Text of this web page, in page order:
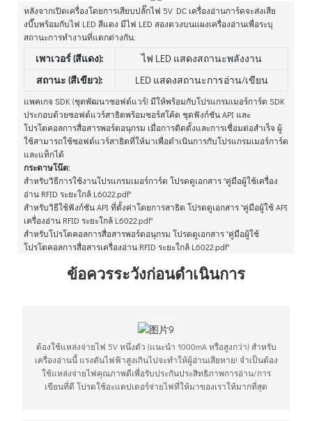
หลังจากเปิดเครื่องโดยการเสียบปลั๊กไฟ 5V DC เครื่องอ่านการ์ดจะส่งเสีย
งบี๊บพร้อมกับไฟ LED สีแดง มีไฟ LED สองดวงบนแผงเครื่องอ่านเพื่อระบุ
สถานะการทำงานที่แตกต่างกัน:
เพาเวอร์ (สีแดง):
ไฟ LED แสดงสถานะพลังงาน
สถานะ (สีเขียว):
LED แสดงสถานะการอ่าน/เขียน
แพคเกจ SDK (ชุดพัฒนาซอฟต์แวร์) มีให้พร้อมกับโปรแกรมเมอร์การ์ด SDK
ประกอบด้วยซอฟต์แวร์สาธิตพร้อมซอร์สโค้ด ชุดฟังก์ชัน API และ
โปรโตคอลการสื่อสารพอร์ตอนุกรม เมื่อการติดตั้งและการเชื่อมต่อสำเร็จ ผู้
ใช้สามารถใช้ซอฟต์แวร์สาธิตที่ให้มาเพื่อดำเนินการกับโปรแกรมเมอร์การ์ด
และแท็กได้
กระดาษโน๊ต:
สำหรับวิธีการใช้งานโปรแกรมเมอร์การ์ด โปรดดูเอกสาร "คู่มือผู้ใช้เครื่อง
อ่าน RFID ระยะใกล้ L6022.pdf"
สำหรับวิธีใช้ฟังก์ชัน API ที่ตั้งค่าโดยการสาธิต โปรดดูเอกสาร "คู่มือผู้ใช้ API
เครื่องอ่าน RFID ระยะใกล้ L6022.pdf"
สำหรับโปรโตคอลการสื่อสารพอร์ตอนุกรม โปรดดูเอกสาร "คู่มือผู้ใช้
โปรโตคอลการสื่อสารเครื่องอ่าน RFID ระยะใกล้ L6022.pdf"
ข้อควรระวังก่อนดำเนินการ
ต้องใช้แหล่งจ่ายไฟ 5V หนึ่งตัว (แนะนำ 1000mA หรือสูงกว่า) สำหรับ
เครื่องอ่านนี้ แรงดันไฟฟ้าสูงเกินไปจะทำให้ผู้อ่านเสียหาย! จำเป็นต้อง
ใช้แหล่งจ่ายไฟคุณภาพดีเพื่อรับประกันประสิทธิภาพการอ่าน/การ
เขียนที่ดี โปรดใช้อะแดปเตอร์จ่ายไฟที่ให้มาของเราให้มากที่สุด